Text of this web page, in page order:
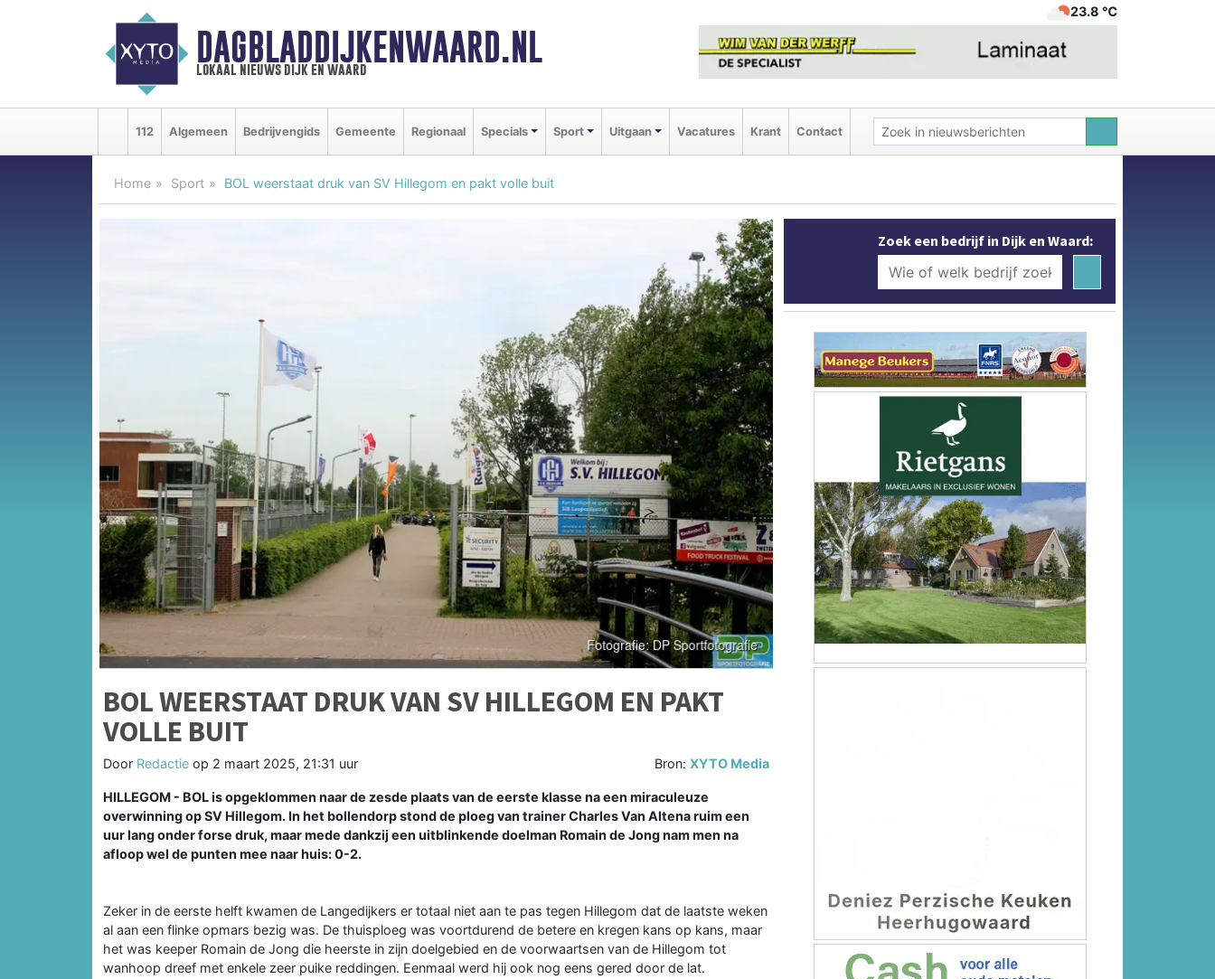
DAGBLADDIJKENWAARD.NL
lokaal nieuws dijk en waard
23.8 ℃
112 Algemeen Bedrijvengids Gemeente Regionaal Specials Sport Uitgaan Vacatures Krant Contact
Home Sport BOL weerstaat druk van SV Hillegom en pakt volle buit
BOL WEERSTAAT DRUK VAN SV HILLEGOM EN PAKT
VOLLE BUIT
Door Redactie op 2 maart 2025, 21:31 uur Bron:XYTO Media
HILLEGOM - BOL is opgeklommen naar de zesde plaats van de eerste klasse na een miraculeuze
overwinning op SV Hillegom. In het bollendorp stond de ploeg van trainer Charles Van Altena ruim een
uur lang onder forse druk, maar mede dankzij een uitblinkende doelman Romain de Jong nam men na
afloop wel de punten mee naar huis: 0-2.
Zeker in de eerste helft kwamen de Langedijkers er totaal niet aan te pas tegen Hillegom dat de laatste weken
al aan een flinke opmars bezig was. De thuisploeg was voortdurend de betere en kregen kans op kans, maar
het was keeper Romain de Jong die heerste in zijn doelgebied en de voorwaartsen van de Hillegom tot
wanhoop dreef met enkele zeer puike reddingen. Eenmaal werd hij ook nog eens gered door de lat.
Zoek een bedrijf in Dijk en Waard: